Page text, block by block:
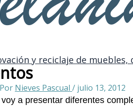
y reciclaje de muebles,
Nieves Pascual / julio 13, 2012
a presentar diferentes